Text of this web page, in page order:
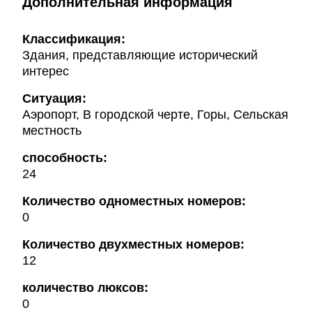
Классификация:
Здания, представляющие исторический
интерес
Ситуация:
Аэропорт, В городской черте, Горы, Сельская
местность
способность:
24
Количество одноместных номеров:
0
Количество двухместных номеров:
12
количество люксов:
0